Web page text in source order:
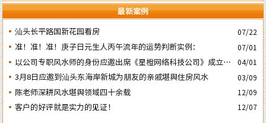
最新案例
汕头长平路国新花园看房
07/22
准！准！准！庚子日元生人丙午流年的运势判断实例： 07/01
以公司专职风水师的身份应邀出席《星橙网络科技公司》成立5
周年庆典
04/01
3月8日应邀到汕头东海岸新城为朋友的亲戚堪舆住房风水 03/09
陈老师深耕风水堪舆领域四十余载 12/09
客户的好评就是实力的见证！ 12/07